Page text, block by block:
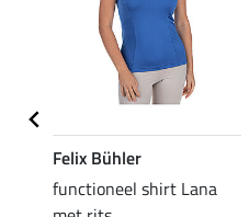
Felix Bühler
functioneel shirt Lana